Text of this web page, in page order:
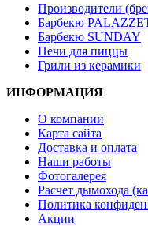
Производители
Барбекю
Барбекю SUNDAY
Печи для пиццы
Грили из керамики
ИНФОРМАЦИЯ
О компании
Карта сайта
Доставка и оплата
Наши работы
Фотогалерея
Расчет дымохода
Политика
Акции